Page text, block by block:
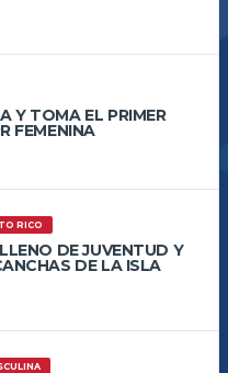
Y TOMA EL PRIMER
FEMENINA
RICO
DE JUVENTUD Y
DE LA ISLA